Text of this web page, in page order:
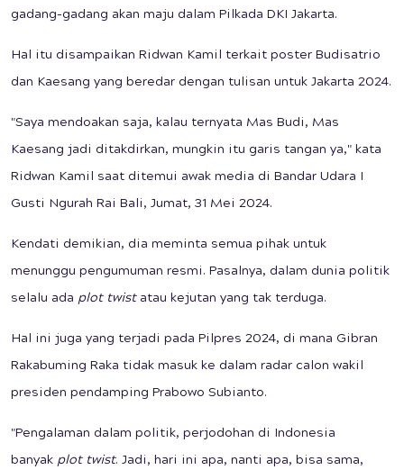
gadang-gadang akan maju dalam Pilkada DKI Jakarta.
Hal itu disampaikan Ridwan Kamil terkait poster Budisatrio
dan Kaesang yang beredar dengan tulisan untuk Jakarta 2024.
"Saya mendoakan saja, kalau ternyata Mas Budi, Mas
Kaesang jadi ditakdirkan, mungkin itu garis tangan ya," kata
Ridwan Kamil saat ditemui awak media di Bandar Udara I
Gusti Ngurah Rai Bali, Jumat, 31 Mei 2024.
Kendati demikian, dia meminta semua pihak untuk
menunggu pengumuman resmi. Pasalnya, dalam dunia politik
selalu ada plot twistatau kejutan yang tak terduga.
Hal ini juga yang terjadi pada Pilpres 2024, di mana Gibran
Rakabuming Raka tidak masuk ke dalam radar calon wakil
presiden pendamping Prabowo Subianto.
"Pengalaman dalam politik, perjodohan di Indonesia
banyak plot twist. Jadi, hari ini apa, nanti apa, bisa sama,